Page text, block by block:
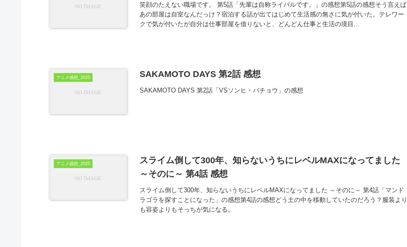
笑顔のたえない職場です。 第5話「先輩は自称ライバルです。」の感想第5話の感想そう言えば
あの部屋は自室なんだっけ？宿泊する話が出てはじめて生活感の無さに気が付いた。テレワー
クで気が付いたが自分は仕事部屋を借りないと、どんどん仕事と生活の境目...
アニメ感想_2025 SAKAMOTO DAYS 第2話 感想
SAKAMOTO DAYS 第2話「VSソンヒ・バチョウ」の感想
アニメ感想_2025
スライム倒して300年、知らないうちにレベルMAXになってました
～そのに～ 第4話 感想
スライム倒して300年、知らないうちにレベルMAXになってました ～そのに～ 第4話「マンド
ラゴラを探すことになった」の感想第4話の感想どう土の中を移動していたのだろう？服装より
も容姿よりもそっちが気になる。